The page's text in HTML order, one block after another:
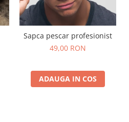
Sapca pescar profesionist
49,00 RON
ADAUGA IN COS